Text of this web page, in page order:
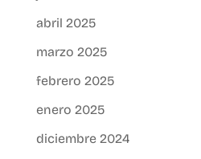
abril 2025
marzo 2025
febrero 2025
enero 2025
diciembre 2024